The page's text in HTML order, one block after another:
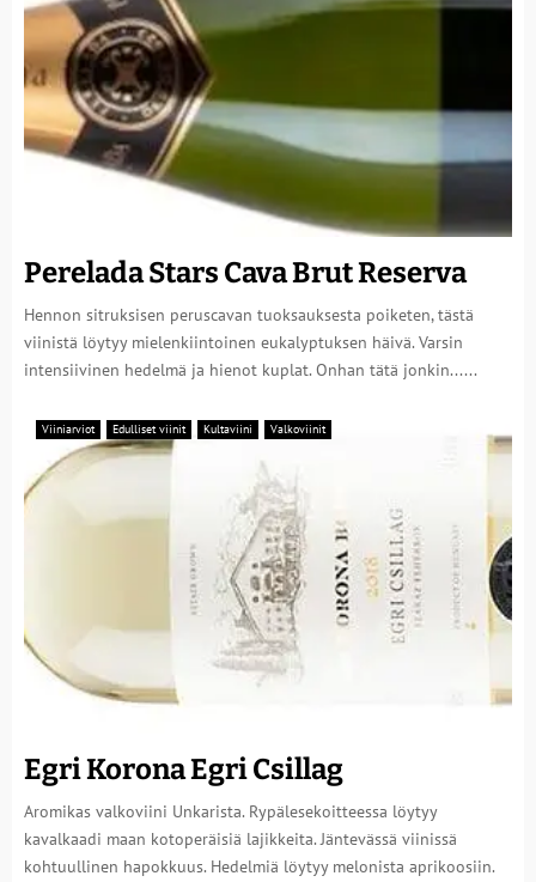
Perelada Stars Cava Brut Reserva
Hennon sitruksisen peruscavan tuoksauksesta poiketen, tästä
viinistä löytyy mielenkiintoinen eukalyptuksen häivä. Varsin
intensiivinen hedelmä ja hienot kuplat. Onhan tätä jonkin......
Viiniarviot Edulliset viinit Kultaviini Valkoviinit
Egri Korona Egri Csillag
Aromikas valkoviini Unkarista. Rypälesekoitteessa löytyy
kavalkaadi maan kotoperäisiä lajikkeita. Jäntevässä viinissä
kohtuullinen hapokkuus. Hedelmiä löytyy melonista aprikoosiin.